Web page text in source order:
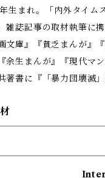
生まれ。「内外タイム
雑誌記事の取材執筆に
文庫』『貧乏まんが』
余生まんが』『現代マ
著書に『「暴力団壊滅